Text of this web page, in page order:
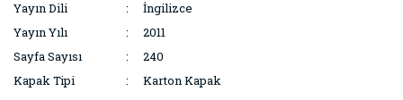
Yayın Dili
İngilizce
Yayın Yılı
2011
Sayfa Sayısı
240
Kapak Tipi
Karton Kapak